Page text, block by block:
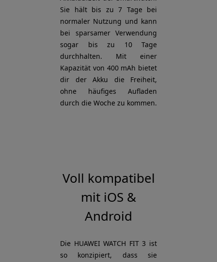
Sie hält bis zu 7 Tage bei
normaler Nutzung und kann
bei sparsamer Verwendung
sogar bis zu 10 Tage
durchhalten. Mit einer
Kapazität von 400 mAh bietet
dir der Akku die Freiheit,
ohne häufiges Aufladen
durch die Woche zu kommen.
Voll kompatibel
mit iOS &
Android
Die HUAWEI WATCH FIT 3 ist
so konzipiert, dass sie